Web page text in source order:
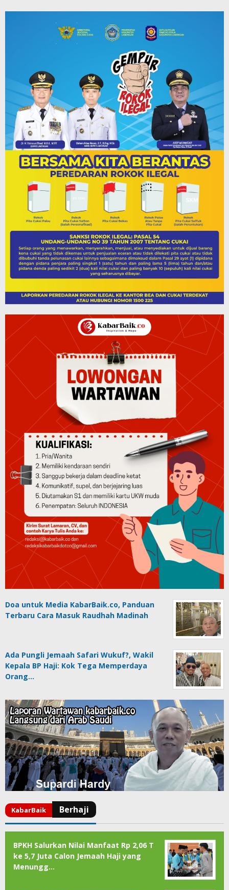
Doa untuk Media KabarBaik.co, Panduan
Terbaru Cara Masuk Raudhah Madinah
Ada Pungli Jemaah Safari Wukuf?, Wakil
Kepala BP Haji: Kok Tega Memperdaya
Orang…
BPKH Salurkan Nilai Manfaat Rp 2,06 T
ke 5,7 Juta Calon Jemaah Haji yang
Menungg…